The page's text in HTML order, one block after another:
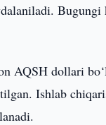
AQSH dollari
Ishlab